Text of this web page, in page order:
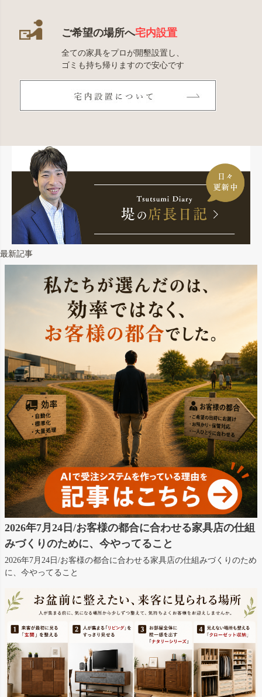
ご希望の場所へ宅内設置
全ての家具をプロが開墾設置し、
ゴミも持ち帰りますので安心です
最新記事
2026年7月24日/お客様の都合に合わせる家具店の仕組
みづくりのために、今やってること
2026年7月24日/お客様の都合に合わせる家具店の仕組みづくりのため
に、今やってること